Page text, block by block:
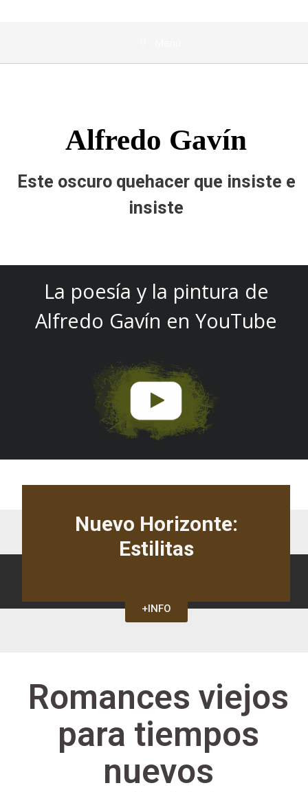
Alfredo Gavín
Este oscuro quehacer que insiste e
insiste
La poesía y la pintura de
Alfredo Gavín en YouTube
+INFO
Nuevo Horizonte:
Estilitas
Romances viejos
para tiempos
nuevos